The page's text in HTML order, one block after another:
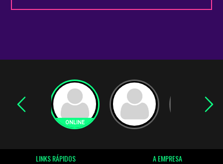
LINKS RÁPIDOS A EMPRESA